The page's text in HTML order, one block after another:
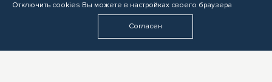
Отключить cookies Вы можете в настройках своего браузера
Согласен